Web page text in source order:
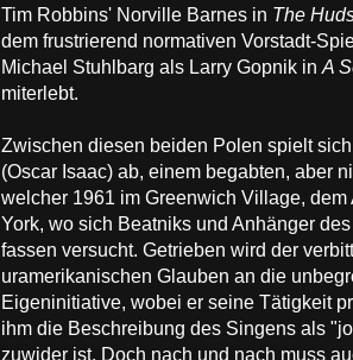
Tim Robbins' Norville Barnes in The
dem frustrierend normativen Vorstadt-
Michael Stuhlbarg als Larry Gopnik in A
miterlebt.
Zwischen diesen beiden Polen spielt
(Oscar Isaac) ab, einem begabten, aber
welcher 1961 im Greenwich Village,
York, wo sich Beatniks und Anhänger
fassen versucht. Getrieben wird der
uramerikanischen Glauben an die
Eigeninitiative, wobei er seine Tätigkeit
ihm die Beschreibung des Singens als
zuwider ist. Doch nach und nach muss